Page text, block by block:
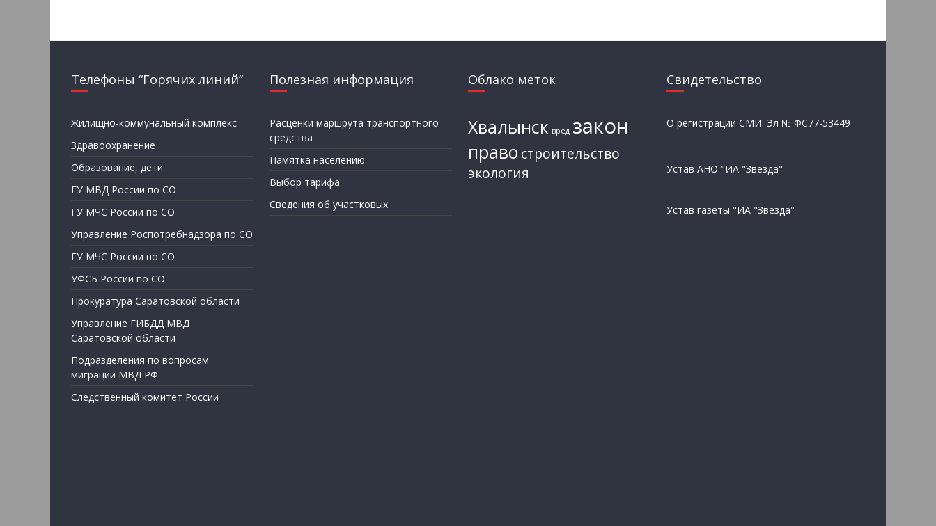
Телефоны “Горячих линий”
Жилищно-коммунальный комплекс
Здравоохранение
Образование, дети
ГУ МВД России по СО
ГУ МЧС России по СО
Управление Роспотребнадзора по СО
ГУ МЧС России по СО
УФСБ России по СО
Прокуратура Саратовской области
Управление ГИБДД МВД
Саратовской области
Подразделения по вопросам
миграции МВД РФ
Следственный комитет России
Полезная информация
Расценки маршрута транспортного
средства
Памятка населению
Выбор тарифа
Сведения об участковых
Облако меток
Хвалынск вред закон
право строительство
экология
Свидетельство
О регистрации СМИ: Эл № ФС77-53449
Устав АНО "ИА "Звезда"
Устав газеты "ИА "Звезда"